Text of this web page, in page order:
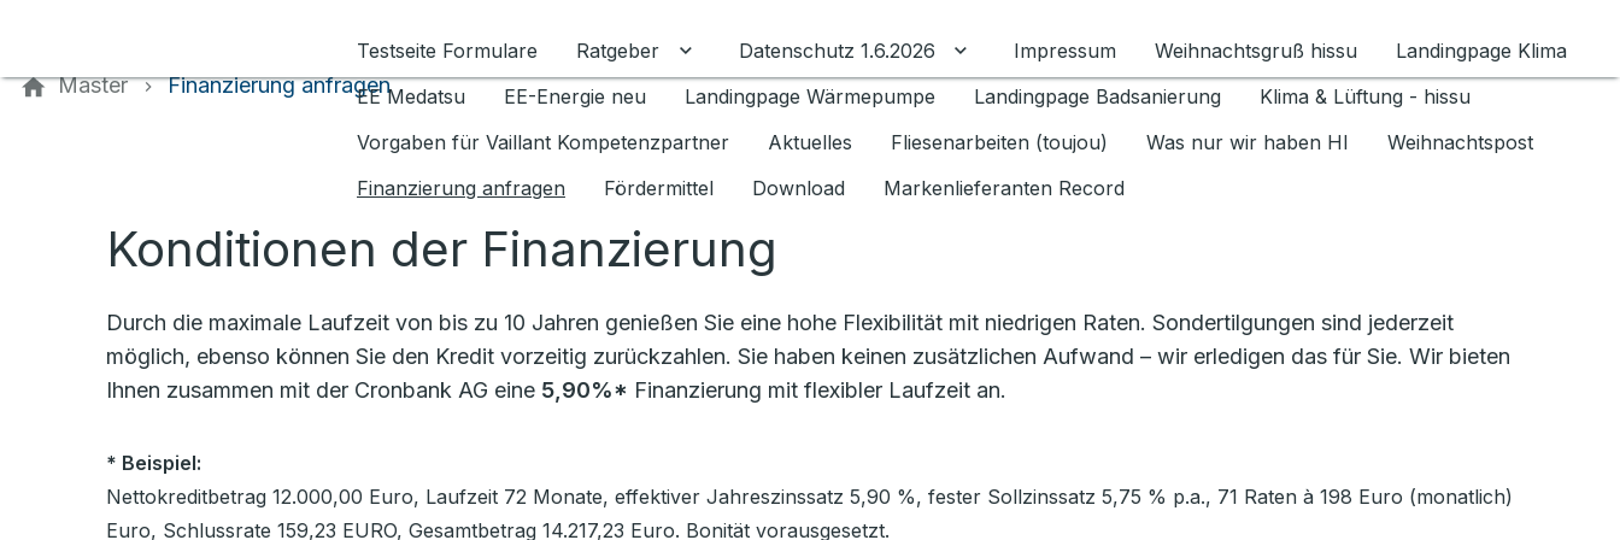
Testseite Formulare
Ratgeber Untermenü für Ratgeber umschalten
Datenschutz 1.6.2026 Untermenü für Datenschutz 1.6.2026 umschalten
Impressum Weihnachtsgruß hissu
Landingpage Klima
EE Medatsu
EE-Energie neu Landingpage Wärmepumpe Landingpage Badsanierung
Klima & Lüftung - hissu
Vorgaben für Vaillant Kompetenzpartner
Aktuelles Fliesenarbeiten (toujou) Was nur wir haben HI
Weihnachtspost
Finanzierung anfragen
Fördermittel Download Markenlieferanten Record
Master Finanzierung anfragen
Konditionen der Finanzierung
Durch die maximale Laufzeit von bis zu 10 Jahren genießen Sie eine hohe Flexibilität mit niedrigen Raten. Sondertilgungen sind jederzeit
möglich, ebenso können Sie den Kredit vorzeitig zurückzahlen. Sie haben keinen zusätzlichen Aufwand – wir erledigen das für Sie. Wir bieten
Ihnen zusammen mit der Cronbank AG eine 5,90%* Finanzierung mit flexibler Laufzeit an.
* Beispiel:
Nettokreditbetrag 12.000,00 Euro, Laufzeit 72 Monate, effektiver Jahreszinssatz 5,90 %, fester Sollzinssatz 5,75 % p.a., 71 Raten à 198 Euro (monatlich)
Euro, Schlussrate 159,23 EURO, Gesamtbetrag 14.217,23 Euro. Bonität vorausgesetzt.